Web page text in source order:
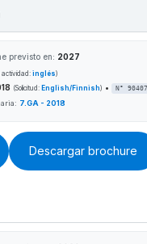
previsto en: 2027
inglés)
(Solicitud: English/Finnish) • N° 90407
7.GA - 2018
Descargar brochure